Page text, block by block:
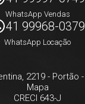
WhatsApp Vendas
41 99968-0379
WhatsApp Locação
2219- Portão -
Mapa
CRECI 643-J